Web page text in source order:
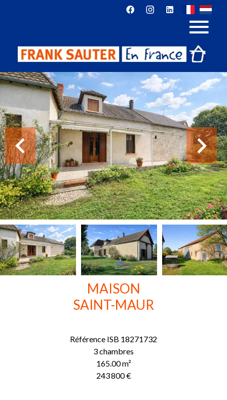
MAISON
SAINT-MAUR
Référence ISB 18271732
3 chambres
165.00m²
243 800 €